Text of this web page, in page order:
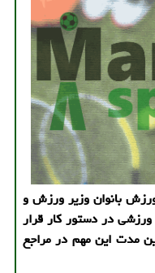
بانوان وزیر ورزش و
ورزشی در دستور کار قرار
مدت این مهم در مراجع